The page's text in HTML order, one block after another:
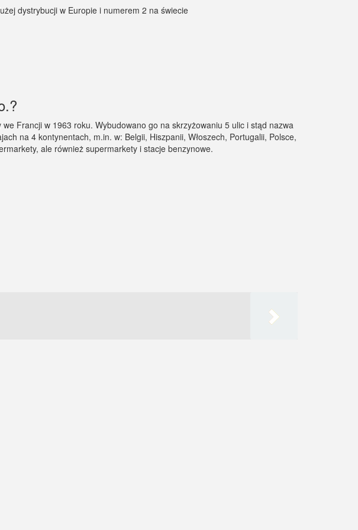
dystrybucji w Europie i numerem 2 na świecie
Francji w 1963 roku. Wybudowano go na skrzyżowaniu 5 ulic i stąd nazwa
na 4 kontynentach, m.in. w: Belgii, Hiszpanii, Włoszech, Portugalii, Polsce,
ale również supermarkety i stacje benzynowe.